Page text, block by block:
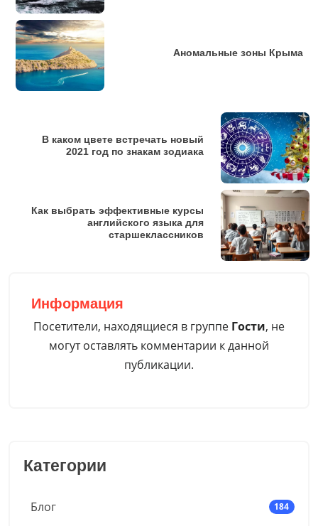
Категории
Блог 184
Аномальные зоны Крыма
В каком цвете встречать новый
2021 год по знакам зодиака
Как выбрать эффективные курсы
английского языка для
старшеклассников
Информация
Посетители, находящиеся в группе Гости, не
могут оставлять комментарии к данной
публикации.